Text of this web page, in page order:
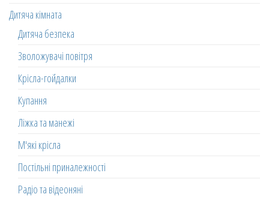
Дитяча кімната
Дитяча безпека
Зволожувачі повітря
Крісла-гойдалки
Купання
Ліжка та манежі
М'які крісла
Постільні приналежності
Радіо та відеоняні